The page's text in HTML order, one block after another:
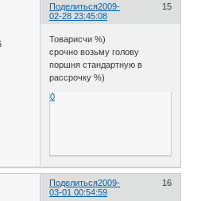
Поделиться 15
2009-
02-28 23:45:08
Товарисчи %)
срочно возьму голову
поршня стандартную в
рассрочку %)
0
Поделиться 16
2009-
03-01 00:54:59